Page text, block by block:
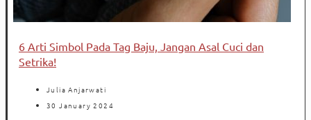
6 Arti Simbol Pada Tag Baju, Jangan Asal Cuci dan
Setrika!
Julia Anjarwati
30 January 2024